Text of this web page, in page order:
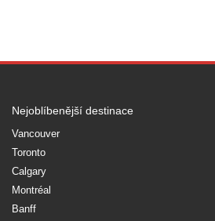
Nejoblíbenější destinace
Vancouver
Toronto
Calgary
Montréal
Banff